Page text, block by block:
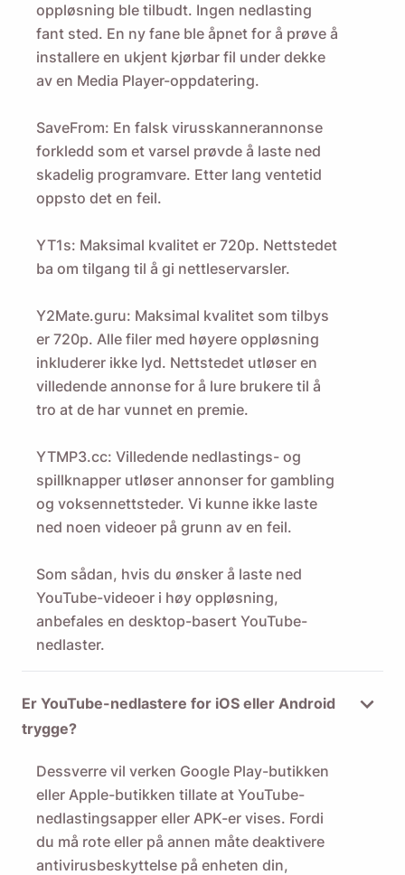
oppløsning ble tilbudt. Ingen nedlasting
fant sted. En ny fane ble åpnet for å prøve å
installere en ukjent kjørbar fil under dekke
av en Media Player-oppdatering.
SaveFrom: En falsk virusskannerannonse
forkledd som et varsel prøvde å laste ned
skadelig programvare. Etter lang ventetid
oppsto det en feil.
YT1s: Maksimal kvalitet er 720p. Nettstedet
ba om tilgang til å gi nettleservarsler.
Y2Mate.guru: Maksimal kvalitet som tilbys
er 720p. Alle filer med høyere oppløsning
inkluderer ikke lyd. Nettstedet utløser en
villedende annonse for å lure brukere til å
tro at de har vunnet en premie.
YTMP3.cc: Villedende nedlastings- og
spillknapper utløser annonser for gambling
og voksennettsteder. Vi kunne ikke laste
ned noen videoer på grunn av en feil.
Som sådan, hvis du ønsker å laste ned
YouTube-videoer i høy oppløsning,
anbefales en desktop-basert YouTube-
nedlaster.
Er YouTube-nedlastere for iOS eller Android
trygge?
Dessverre vil verken Google Play-butikken
eller Apple-butikken tillate at YouTube-
nedlastingsapper eller APK-er vises. Fordi
du må rote eller på annen måte deaktivere
antivirusbeskyttelse på enheten din,